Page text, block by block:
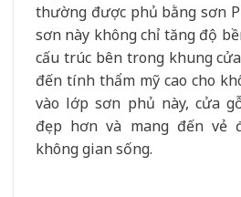
thường được phủ bằng sơn
sơn này không chỉ tăng độ
cấu trúc bên trong khung
đến tính thẩm mỹ cao cho
vào lớp sơn phủ này, cửa
đẹp hơn và mang đến vẻ
không gian sống.